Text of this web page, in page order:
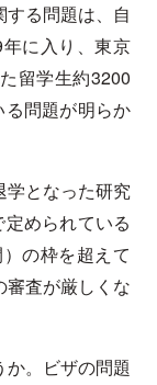
る問題は、自
に入り、東京
留学生約3200
問題が明らか
学となった研究
められている
の枠を超えて
審査が厳しくな
か。ビザの問題